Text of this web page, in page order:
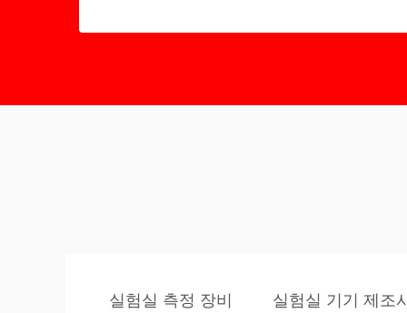
실험실 측정 장비 실험실 기기 제조